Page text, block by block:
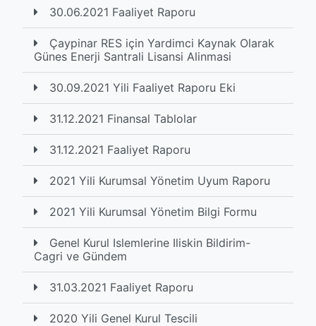
30.06.2021 Faaliyet Raporu
Çaypinar RES için Yardimci Kaynak Olarak
Günes Enerji Santrali Lisansi Alinmasi
30.09.2021 Yili Faaliyet Raporu Eki
31.12.2021 Finansal Tablolar
31.12.2021 Faaliyet Raporu
2021 Yili Kurumsal Yönetim Uyum Raporu
2021 Yili Kurumsal Yönetim Bilgi Formu
Genel Kurul Islemlerine Iliskin Bildirim-
Cagri ve Gündem
31.03.2021 Faaliyet Raporu
2020 Yili Genel Kurul Tescili